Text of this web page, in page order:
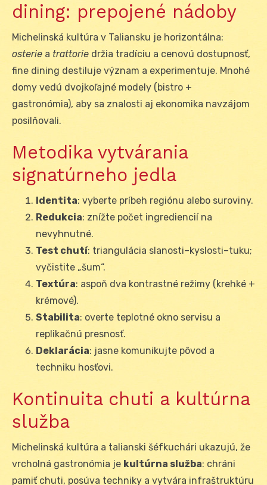
dining: prepojené nádoby
Michelinská kultúra v Taliansku je horizontálna:
osterie a trattorie držia tradíciu a cenovú dostupnosť,
fine dining destiluje význam a experimentuje. Mnohé
domy vedú dvojkoľajné modely (bistro +
gastronómia), aby sa znalosti aj ekonomika navzájom
posilňovali.
Metodika vytvárania
signatúrneho jedla
Identita: vyberte príbeh regiónu alebo suroviny.
Redukcia: znížte počet ingrediencií na
nevyhnutné.
Test chutí: triangulácia slanosti–kyslosti–tuku;
vyčistite „šum“.
Textúra: aspoň dva kontrastné režimy (krehké +
krémové).
Stabilita: overte teplotné okno servisu a
replikačnú presnosť.
Deklarácia: jasne komunikujte pôvod a
techniku hosťovi.
Kontinuita chuti a kultúrna
služba
Michelinská kultúra a talianski šéfkuchári ukazujú, že
vrcholná gastronómia je kultúrna služba: chráni
pamiť chuti, posúva techniky a vytvára infraštruktúru